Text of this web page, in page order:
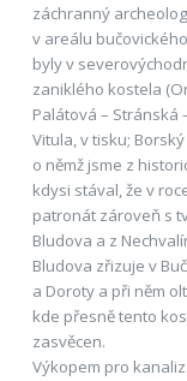
záchranný
v areálu
byly v
zaniklého kostela
Palátová – Stránská
Vitula, v tisku;
o němž jsme z
kdysi stával, že v
patronát zároveň s
Bludova a z
Bludova zřizuje v
a Doroty a při něm
kde přesně tento
zasvěcen.
Výkopem pro